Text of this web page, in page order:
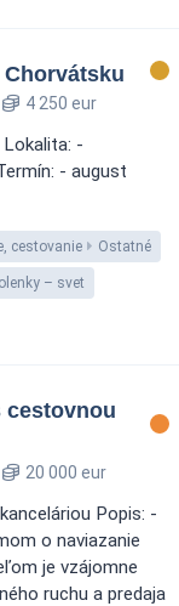
4 250 eur
-
- august
cestovanie Ostatné
– svet
cestovnou
20 000 eur
Popis: -
o naviazanie
je vzájomne
ruchu a predaja